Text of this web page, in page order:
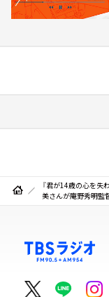
『君が14歳の心を失
美さんが庵野秀明監